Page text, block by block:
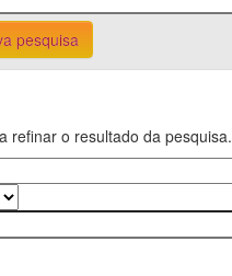
pesquisa
refinar o resultado da pesquisa.